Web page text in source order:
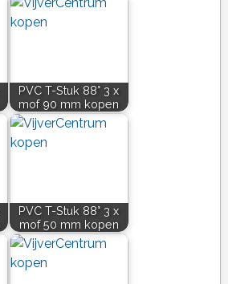
PVC T-Stuk 88° 3 x
mof 90 mm kopen
PVC T-Stuk 88° 3 x
mof 50 mm kopen